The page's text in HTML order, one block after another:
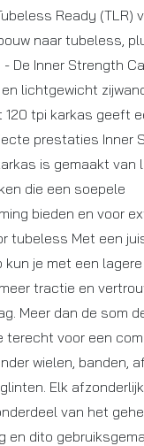
Ready (TLR)
naar tubeless,
De Inner Strength
lichtgewicht
120 tpi karkas geeft
prestaties Inner
is gemaakt van
die een soepele
bieden en voor
tubeless Met een
je met een
tractie en
Meer dan de som
terecht voor een
wielen, banden,
Elk
van het
en dito